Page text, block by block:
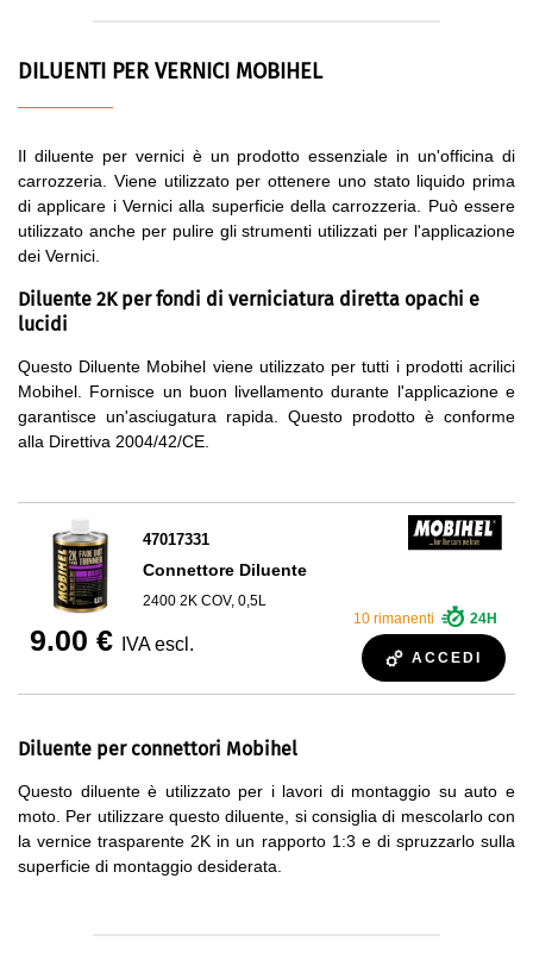
DILUENTI PER VERNICI MOBIHEL
Il diluente per vernici è un prodotto essenziale in un'officina di
carrozzeria. Viene utilizzato per ottenere uno stato liquido prima
di applicare i Vernici alla superficie della carrozzeria. Può essere
utilizzato anche per pulire gli strumenti utilizzati per l'applicazione
dei Vernici.
Diluente 2K per fondi di verniciatura diretta opachi e
lucidi
Questo Diluente Mobihel viene utilizzato per tutti i prodotti acrilici
Mobihel. Fornisce un buon livellamento durante l'applicazione e
garantisce un'asciugatura rapida. Questo prodotto è conforme
alla Direttiva 2004/42/CE.
Diluente per connettori Mobihel
Questo diluente è utilizzato per i lavori di montaggio su auto e
moto. Per utilizzare questo diluente, si consiglia di mescolarlo con
la vernice trasparente 2K in un rapporto 1:3 e di spruzzarlo sulla
superficie di montaggio desiderata.
47017331
Connettore Diluente
2400 2K COV, 0,5L
9.00 € IVA escl.
10 rimanenti 24H
ACCEDI